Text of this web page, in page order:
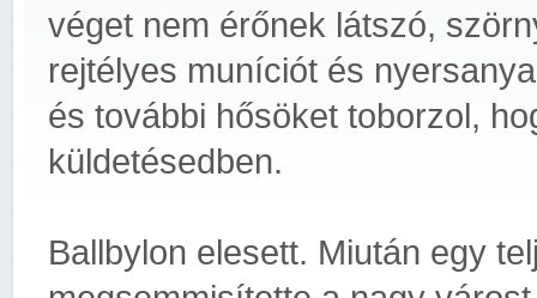
véget nem érőnek látszó,
rejtélyes muníciót és
és további hősöket toborzol,
küldetésedben.
Ballbylon elesett. Miután egy